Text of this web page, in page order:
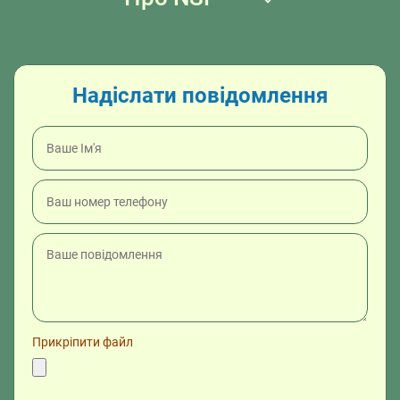
Надіслати повідомлення
Прикріпити файл